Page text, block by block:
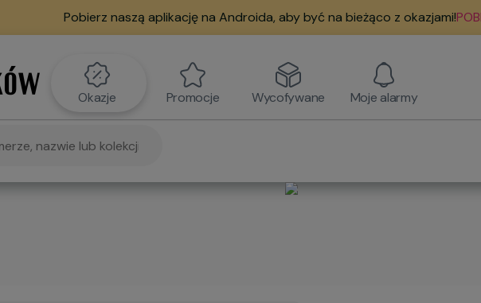
Pobierz naszą aplikację na Androida, aby być na bieżąco z okazjami!
Okazje Promocje Wycofywane Moje alarmy